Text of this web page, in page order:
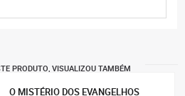
PRODUTO, VISUALIZOU TAMBÉM
O MISTÉRIO DOS EVANGELHOS